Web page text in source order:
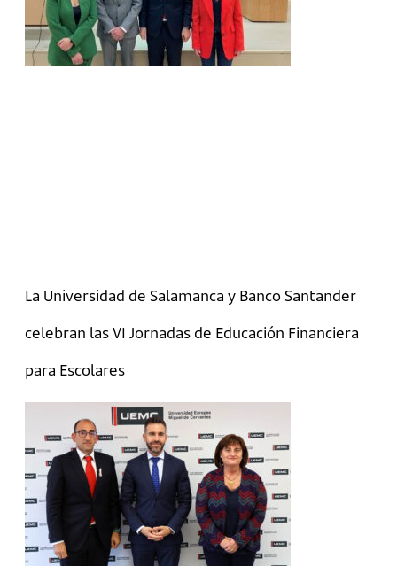
La Universidad de Salamanca y Banco Santander
celebran las VI Jornadas de Educación Financiera
para Escolares